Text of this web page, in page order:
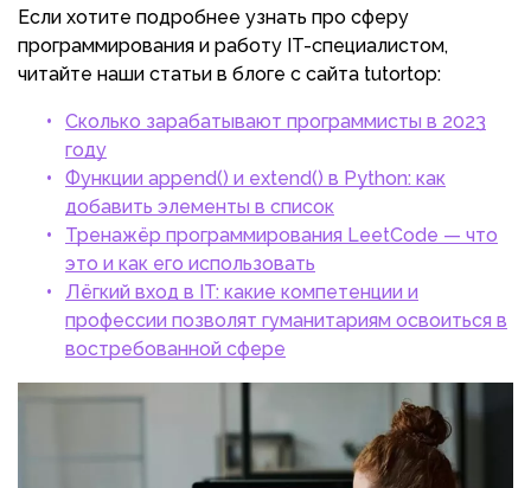
Если хотите подробнее узнать про сферу
программирования и работу IT-специалистом,
читайте наши статьи в блоге с сайта tutortop:
Сколько зарабатывают программисты в 2023
году
Функции append() и extend() в Python: как
добавить элементы в список
Тренажёр программирования LeetCode — что
это и как его использовать
Лёгкий вход в IT: какие компетенции и
профессии позволят гуманитариям освоиться в
востребованной сфере